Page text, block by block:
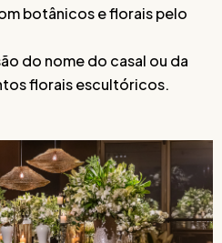
botânicos e florais pelo
do nome do casal ou da
florais escultóricos.